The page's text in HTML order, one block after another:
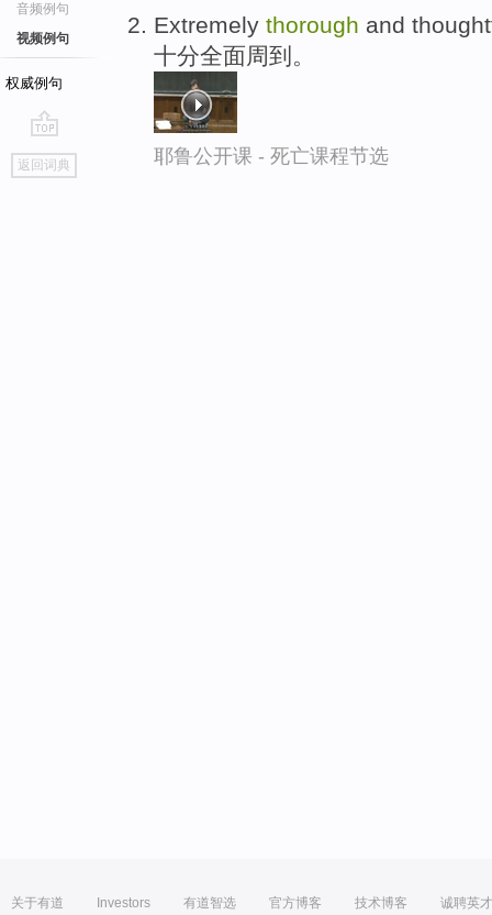
音频例句
视频例句
权威例句
go
top
返回词典
Extremely thorough and
十分全面周到。
耶鲁公开课 - 死亡课程节选
关于有道 Investors 有道智选 官方博客 技术博客 诚聘英才